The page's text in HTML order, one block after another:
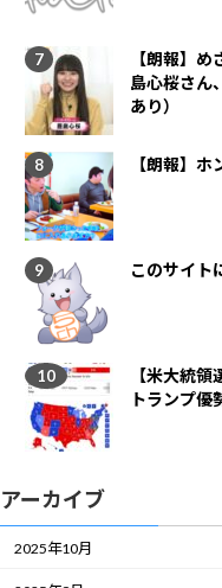
【朗報】
島心桜さん
あり）
【朗報】
このサイト
【米大統
トランプ
アーカイブ
2025年10月